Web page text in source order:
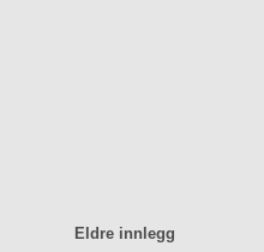
Eldre innlegg